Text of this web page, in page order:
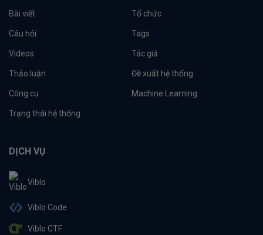
Bài viết Tổ chức
Câu hỏi Tags
Videos Tác giả
Thảo luận Đề xuất hệ thống
Công cụ Machine Learning
Trạng thái hệ thống
DỊCH VỤ
Viblo
Viblo Code
Viblo CTF